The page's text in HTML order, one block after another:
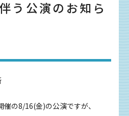
う公演のお知ら
の8/16(金)の公演ですが、